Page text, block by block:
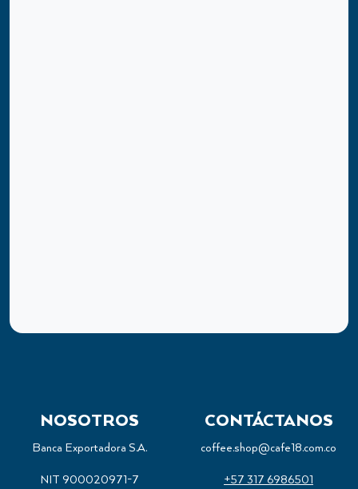
NOSOTROS
Banca Exportadora S.A.
NIT 900020971-7
CONTÁCTANOS
coffee.shop@cafe18.com.co
+57 317 6986501